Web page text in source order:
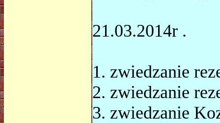
21.03.2014r .
1.
2. zwiedzanie
3. zwiedzanie